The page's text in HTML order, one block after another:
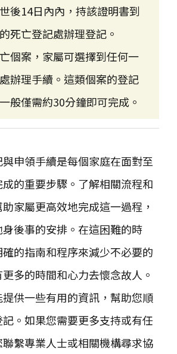
後14日內內，持該證明書到
死亡登記處辦理登記。
個案，家屬可選擇到任何一
辦理手續。這類個案的登記
般僅需約30分鐘即可完成。
申領手續是每個家庭在面對至
的重要步驟。了解相關流程和
家屬更高效地完成這一過程，
後事的安排。在這困難的時
的指南和程序來減少不必要的
多的時間和心力去懷念故人。
供一些有用的資訊，幫助您順
。如果您需要更多支持或有任
繫專業人士或相關機構尋求協